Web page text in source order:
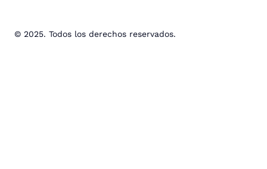
© 2025. Todos los derechos reservados.